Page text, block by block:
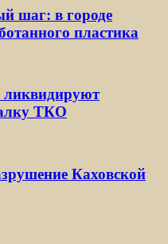
шаг: в городе
пластика
ликвидируют
ТКО
Каховской